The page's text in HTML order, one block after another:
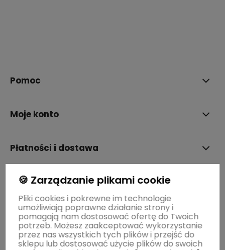
Pomoc
Moje konto
Płatności i dostawa
Informacje
O nas
🍪 Zarządzanie plikami cookie
Pliki cookies i pokrewne im technologie
umożliwiają poprawne działanie strony i
pomagają nam dostosować ofertę do Twoich
potrzeb. Możesz zaakceptować wykorzystanie
przez nas wszystkich tych plików i przejść do
sklepu lub dostosować użycie plików do swoich